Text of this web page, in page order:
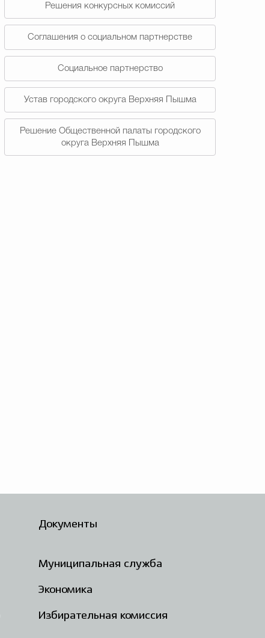
Решения конкурсных комиссий
Соглашения о социальном партнерстве
Социальное партнерство
Устав городского округа Верхняя Пышма
Решение Общественной палаты городского
округа Верхняя Пышма
Документы
Муниципальная служба
Экономика
Избирательная комиссия